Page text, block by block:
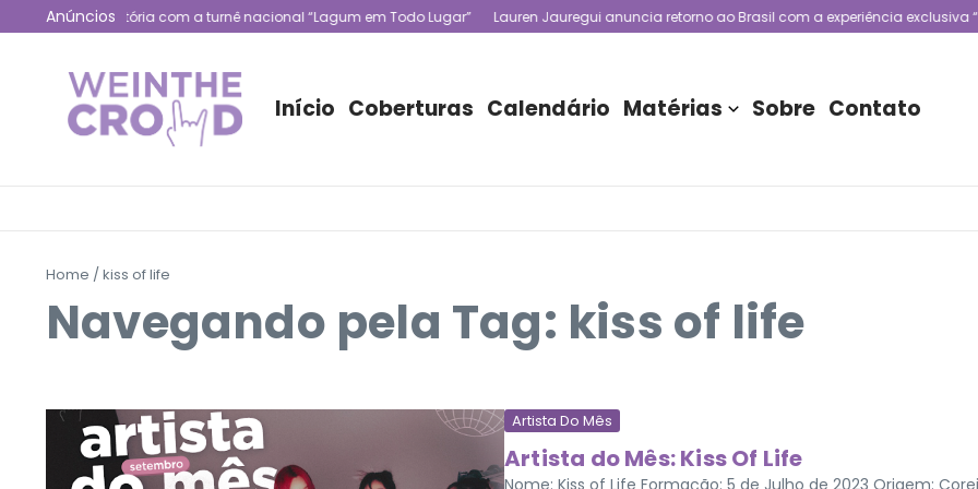
Ir para o conteúdo
Anúncios
celebra trajetória com a turnê nacional “Lagum em Todo Lugar” Lauren Jauregui anuncia retorno ao Brasil com a experiência exclusiva
Início Coberturas Calendário Matérias Sobre Contato
Home /kiss of life
Navegando pela Tag: kiss of life
Artista Do Mês
Artista do Mês: Kiss Of Life
Nome: Kiss of Life Formação: 5 de Julho de 2023 Origem: